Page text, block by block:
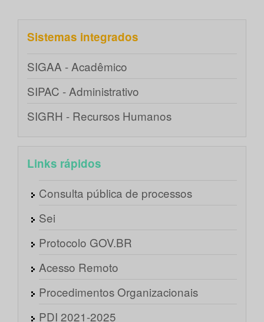
Sistemas integrados
SIGAA - Acadêmico
SIPAC - Administrativo
SIGRH - Recursos Humanos
Links rápidos
Consulta pública de processos
Sei
Protocolo GOV.BR
Acesso Remoto
Procedimentos Organizacionais
PDI 2021-2025